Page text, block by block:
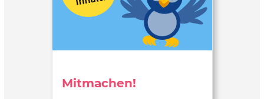
Mitmachen!